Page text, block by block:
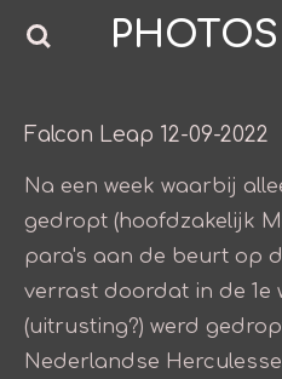
Ga
deFalcon Leap 12-09-2022
Na een week waarbij
gedropt (hoofdzakelijk
para's aan de beurt op
verrast doordat in de 1e
(uitrusting?) werd
Nederlandse